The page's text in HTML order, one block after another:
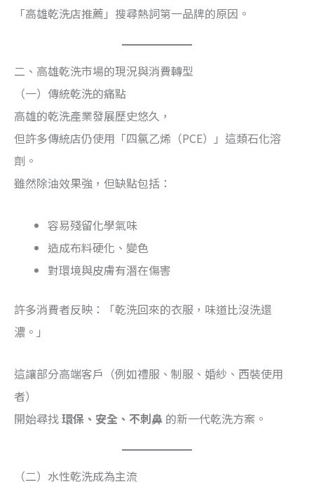
「高雄乾洗店推薦」搜尋熱詞第一品牌的原因。
二、高雄乾洗市場的現況與消費轉型
（一）傳統乾洗的痛點
高雄的乾洗產業發展歷史悠久，
但許多傳統店仍使用「四氯乙烯（PCE）」這類石化溶
劑。
雖然除油效果強，但缺點包括：
容易殘留化學氣味
造成布料硬化、變色
對環境與皮膚有潛在傷害
許多消費者反映：「乾洗回來的衣服，味道比沒洗還
濃。」
這讓部分高端客戶（例如禮服、制服、婚紗、西裝使用
者）
開始尋找環保、安全、不刺鼻 的新一代乾洗方案。
（二）水性乾洗成為主流